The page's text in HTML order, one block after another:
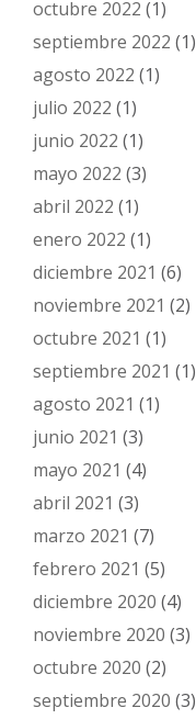
octubre 2022 (1)
septiembre 2022 (1)
agosto 2022 (1)
julio 2022 (1)
junio 2022 (1)
mayo 2022 (3)
abril 2022 (1)
enero 2022 (1)
diciembre 2021 (6)
noviembre 2021 (2)
octubre 2021 (1)
septiembre 2021 (1)
agosto 2021 (1)
junio 2021 (3)
mayo 2021 (4)
abril 2021 (3)
marzo 2021 (7)
febrero 2021 (5)
diciembre 2020 (4)
noviembre 2020 (3)
octubre 2020 (2)
septiembre 2020 (3)